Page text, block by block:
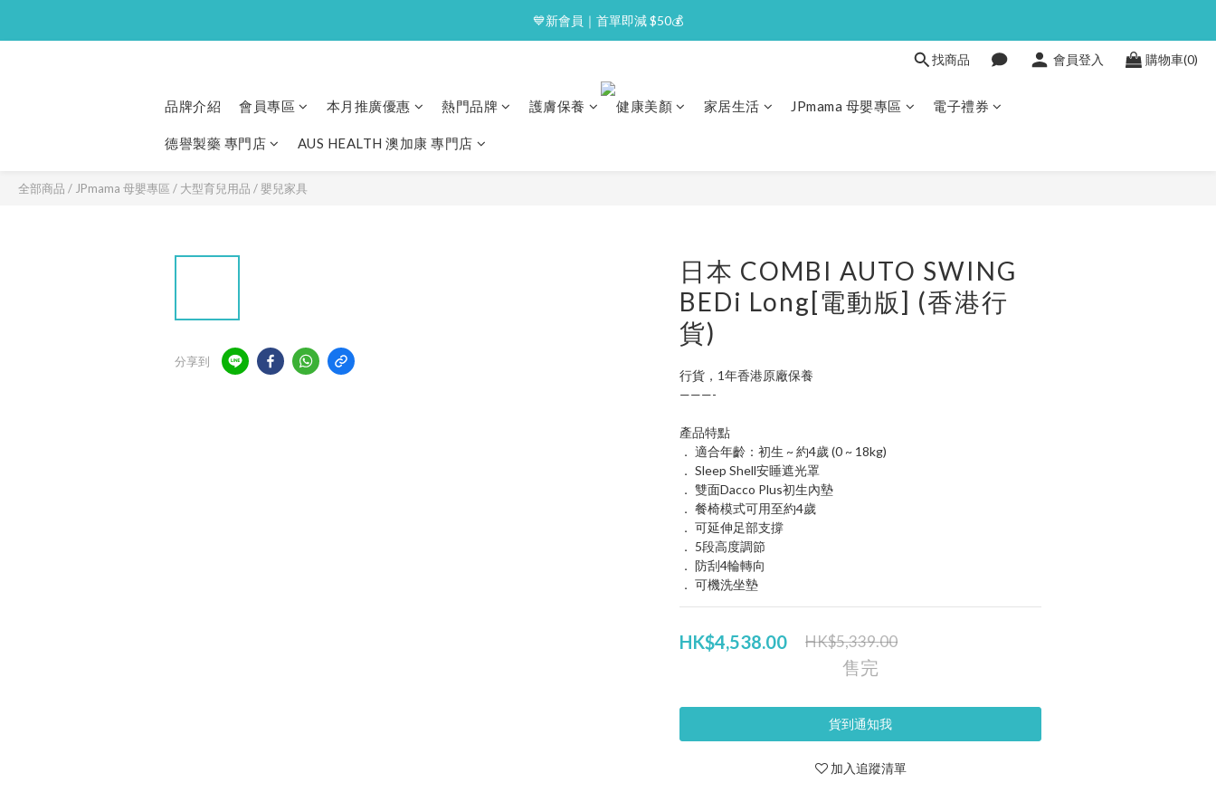
⭐逢星期一malluxe day｜7%購物金回贈
💙新會員｜首單即減 $50💰
找商品 會員登入 購物車(0)
品牌介紹 會員專區 本月推廣優惠 熱門品牌 護膚保養 健康美顏 家居生活 JPmama 母嬰專區 電子禮券
德譽製藥 專門店 AUS HEALTH 澳加康 專門店
全部商品 / JPmama 母嬰專區 / 大型育兒用品 /嬰兒家具
分享到
日本 COMBI AUTO SWING
BEDi Long[電動版] (香港行
貨)
行貨，1年香港原廠保養
———-
產品特點
． 適合年齡：初生 ~ 約4歲 (0 ~ 18kg)
． Sleep Shell安睡遮光罩
． 雙面Dacco Plus初生內墊
． 餐椅模式可用至約4歲
． 可延伸足部支撐
． 5段高度調節
． 防刮4輪轉向
． 可機洗坐墊
HK$4,538.00 HK$5,339.00
售完
貨到通知我
加入追蹤清單